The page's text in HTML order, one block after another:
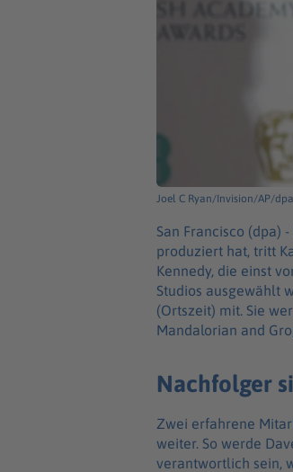
Joel C Ryan/Invision/AP/dpa
San Francisco (dpa) -
produziert hat, tritt
Kennedy, die einst
Studios ausgewählt
(Ortszeit) mit. Sie
Mandalorian and
Nachfolger
Zwei erfahrene
weiter. So werde
verantwortlich sein,